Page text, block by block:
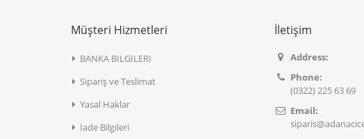
Müşteri Hizmetleri
BANKA BILGILERI
Sipariş ve Teslimat
Yasal Haklar
İade Bilgileri
İletişim
Address:
Phone:
(0322) 225 63 69
Email: